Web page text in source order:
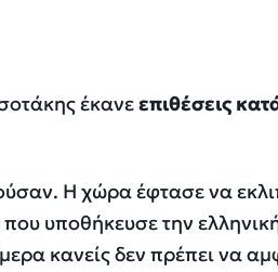
έκανεεπιθέσεις
Η χώρα έφτασε να
υποθήκευσε την
κανείς δεν πρέπει να